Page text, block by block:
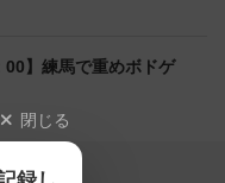
00】練馬で重めボドゲ
閉じる